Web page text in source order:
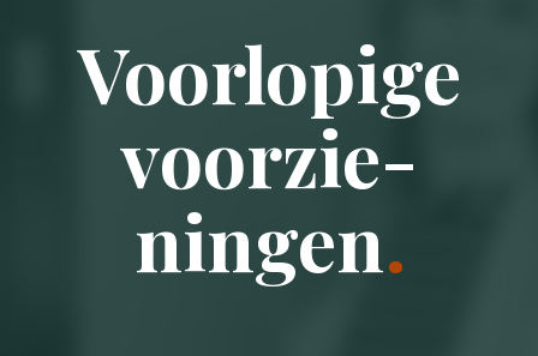
Voorlopige
voorzie­
ningen